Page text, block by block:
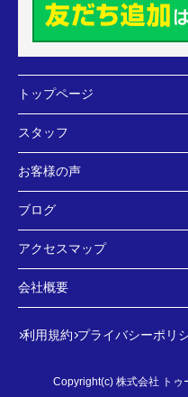
トップページ
スタッフ
お客様の声
ブログ
アクセスマップ
会社概要
利用規約 プライバシーポリ
Copyright(c) 株式会社 ト